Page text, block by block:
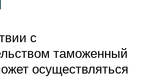
с
таможенный
осуществляться